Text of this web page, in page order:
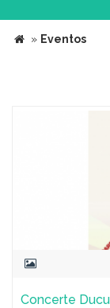
» Eventos
Concerte